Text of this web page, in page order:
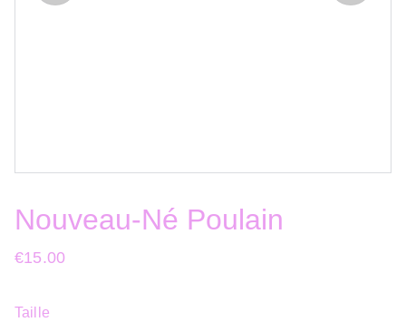
Nouveau-Né Poulain
€15.00
Taille